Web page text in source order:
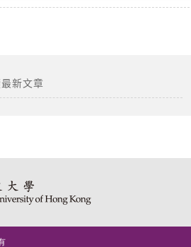
新文章